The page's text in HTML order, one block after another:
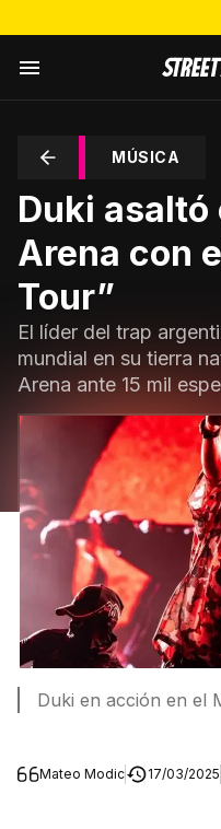
MÚSICA
Duki
Arena con
Tour”
El líder del trap
mundial en su tierra
Arena ante 15 mil
Duki en acción en el
Mateo Modic 17/03/2025